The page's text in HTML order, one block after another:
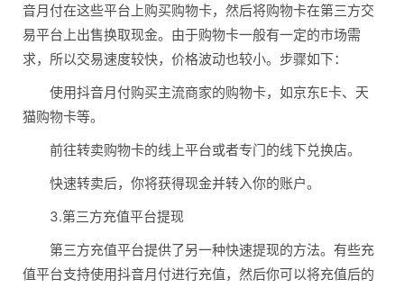
音月付在这些平台上购买购物卡，然后将购物卡在第三方交
易平台上出售换取现金。由于购物卡一般有一定的市场需
求，所以交易速度较快，价格波动也较小。步骤如下：
使用抖音月付购买主流商家的购物卡，如京东E卡、天
猫购物卡等。
前往转卖购物卡的线上平台或者专门的线下兑换店。
快速转卖后，你将获得现金并转入你的账户。
3.第三方充值平台提现
第三方充值平台提供了另一种快速提现的方法。有些充
值平台支持使用抖音月付进行充值，然后你可以将充值后的